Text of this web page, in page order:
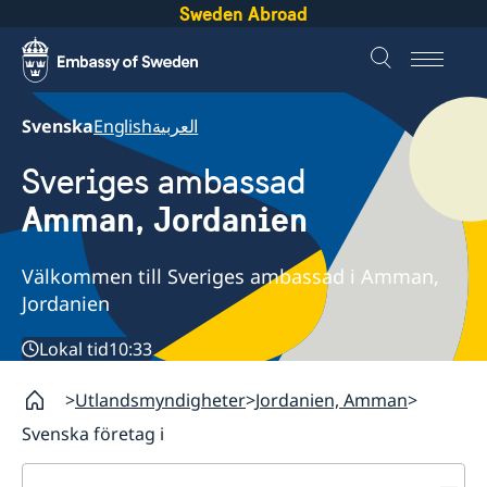
Sweden Abroad
SvenskaEnglishالعربية
Sveriges ambassad
Amman, Jordanien
Välkommen till Sveriges ambassad i Amman,
Jordanien
Lokal tid10:33
Utlandsmyndigheter Jordanien, Amman
Svenska företag i